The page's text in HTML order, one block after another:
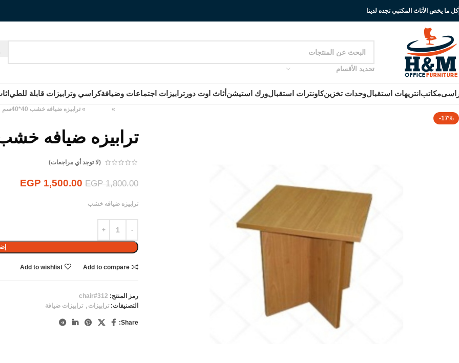
كل ما يخص الأثاث المكتبي تجده لدينا
تحديد الأقسام
مكاتب انتريهات استقبالوحدات تخزينكاونترات استقبالورك استيشنأثاث اوت دورترابيزات اجتماعات وضيافةكراسي وترابيزات قابلة للطي
-17%
»
»ترابيزه ضيافه خشب 40*40سم
ترابيزه ضيافه خشب
(لا توجد أي مراجعات)
EGP1,800.00
EGP 1,500.00
ترابيزه ضيافه خشب
Add to compare
Add to wishlist
رمز المنتج: chair#312
التصنيفات: ترابيزات , ترابيزات ضيافة
Share: